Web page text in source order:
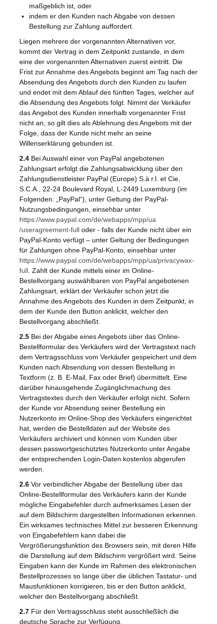
maßgeblich ist, oder
indem er den Kunden nach Abgabe von dessen
Bestellung zur Zahlung auffordert.
Liegen mehrere der vorgenannten Alternativen vor,
kommt der Vertrag in dem Zeitpunkt zustande, in dem
eine der vorgenannten Alternativen zuerst eintritt. Die
Frist zur Annahme des Angebots beginnt am Tag nach der
Absendung des Angebots durch den Kunden zu laufen
und endet mit dem Ablauf des fünften Tages, welcher auf
die Absendung des Angebots folgt. Nimmt der Verkäufer
das Angebot des Kunden innerhalb vorgenannter Frist
nicht an, so gilt dies als Ablehnung des Angebots mit der
Folge, dass der Kunde nicht mehr an seine
Willenserklärung gebunden ist.
2.4 Bei Auswahl einer von PayPal angebotenen
Zahlungsart erfolgt die Zahlungsabwicklung über den
Zahlungsdienstleister PayPal (Europe) S.à r.l. et Cie,
S.C.A., 22-24 Boulevard Royal, L-2449 Luxemburg (im
Folgenden: „PayPal“), unter Geltung der PayPal-
Nutzungsbedingungen, einsehbar unter
https://www.paypal.com/de/webapps/mpp/ua
/useragreement-full oder - falls der Kunde nicht über ein
PayPal-Konto verfügt – unter Geltung der Bedingungen
für Zahlungen ohne PayPal-Konto, einsehbar unter
https://www.paypal.com/de/webapps/mpp/ua/privacywax-
full . Zahlt der Kunde mittels einer im Online-
Bestellvorgang auswählbaren von PayPal angebotenen
Zahlungsart, erklärt der Verkäufer schon jetzt die
Annahme des Angebots des Kunden in dem Zeitpunkt, in
dem der Kunde den Button anklickt, welcher den
Bestellvorgang abschließt.
2.5 Bei der Abgabe eines Angebots über das Online-
Bestellformular des Verkäufers wird der Vertragstext nach
dem Vertragsschluss vom Verkäufer gespeichert und dem
Kunden nach Absendung von dessen Bestellung in
Textform (z. B. E-Mail, Fax oder Brief) übermittelt. Eine
darüber hinausgehende Zugänglichmachung des
Vertragstextes durch den Verkäufer erfolgt nicht. Sofern
der Kunde vor Absendung seiner Bestellung ein
Nutzerkonto im Online-Shop des Verkäufers eingerichtet
hat, werden die Bestelldaten auf der Website des
Verkäufers archiviert und können vom Kunden über
dessen passwortgeschütztes Nutzerkonto unter Angabe
der entsprechenden Login-Daten kostenlos abgerufen
werden.
2.6 Vor verbindlicher Abgabe der Bestellung über das
Online-Bestellformular des Verkäufers kann der Kunde
mögliche Eingabefehler durch aufmerksames Lesen der
auf dem Bildschirm dargestellten Informationen erkennen.
Ein wirksames technisches Mittel zur besseren Erkennung
von Eingabefehlern kann dabei die
Vergrößerungsfunktion des Browsers sein, mit deren Hilfe
die Darstellung auf dem Bildschirm vergrößert wird. Seine
Eingaben kann der Kunde im Rahmen des elektronischen
Bestellprozesses so lange über die üblichen Tastatur- und
Mausfunktionen korrigieren, bis er den Button anklickt,
welcher den Bestellvorgang abschließt.
2.7 Für den Vertragsschluss steht ausschließlich die
deutsche Sprache zur Verfügung.